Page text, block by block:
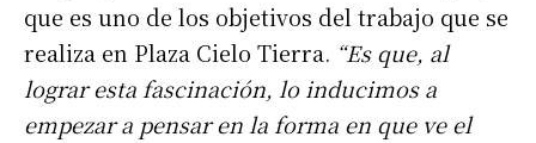
que es uno de los objetivos del trabajo que se
realiza en Plaza Cielo Tierra. “Es que, al
lograr esta fascinación, lo inducimos a
empezar a pensar en la forma en que ve el